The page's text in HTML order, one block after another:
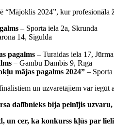
2024”, kur profesionāla
– Sporta iela 2a, Skrunda
14, Sigulda
pagalms – Turaidas iela 17,
– Ganību Dambis 9, Rīga
mājas pagalms 2024” –
un uzvarētājiem var iegūt
dalībnieks bija pelnījis
cer, ka konkurss kļūs par